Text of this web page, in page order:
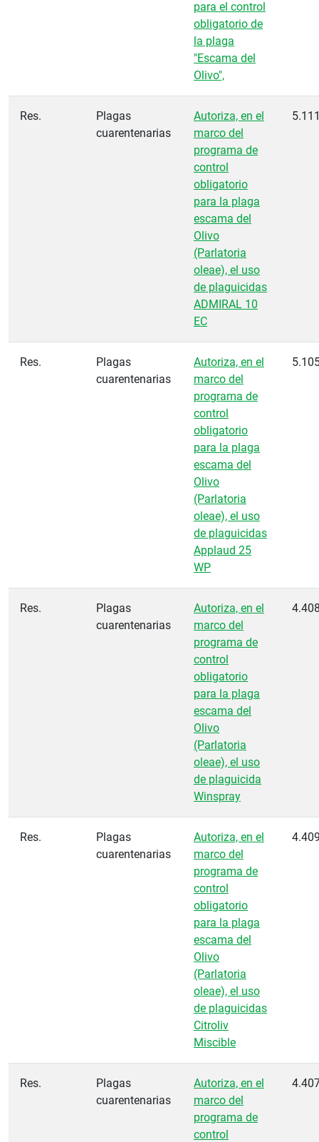
para el control
obligatorio de
la plaga
"Escama del
Olivo",
Res.
Plagas
cuarentenarias
Autoriza, en el
marco del
programa de
control
obligatorio
para la plaga
escama del
Olivo
(Parlatoria
oleae), el uso
de plaguicidas
ADMIRAL 10
EC
Res.
Plagas
cuarentenarias
Autoriza, en el
marco del
programa de
control
obligatorio
para la plaga
escama del
Olivo
(Parlatoria
oleae), el uso
de plaguicidas
Applaud 25
WP
Res.
Plagas
cuarentenarias
Autoriza, en el
marco del
programa de
control
obligatorio
para la plaga
escama del
Olivo
(Parlatoria
oleae), el uso
de plaguicida
Winspray
Res.
Plagas
cuarentenarias
Autoriza, en el
marco del
programa de
control
obligatorio
para la plaga
escama del
Olivo
(Parlatoria
oleae), el uso
de plaguicidas
Citroliv
Miscible
Res.
Plagas
cuarentenarias
Autoriza, en el
marco del
programa de
control